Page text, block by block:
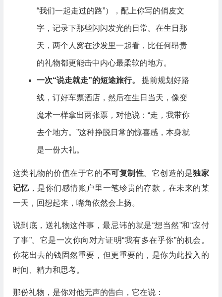
“我们一起走过的路”），配上你写的俏皮文
字，记录下那些闪闪发光的日常。在生日那
天，两个人窝在沙发里一起看，比任何昂贵
的礼物都更能击中内心最柔软的地方。
一次“说走就走”的短途旅行。 提前规划好路
线，订好车票酒店，然后在生日当天，像变
魔术一样拿出两张票，对他说：“走，我带你
去个地方。”这种挣脱日常的惊喜感，本身就
是一份大礼。
这类礼物的价值在于它的不可复制性。它创造的是独家
记忆，是你们感情账户里一笔珍贵的存款，在未来的某
一天，回想起来，嘴角依然会上扬。
说到底，送礼物这件事，最忌讳的就是“想当然”和“应付
了事”。它是一次你向对方证明“我有多在乎你”的机会。
你花出去的钱固然重要，但更重要的，是你为此投入的
时间、精力和思考。
那份礼物，是你对他无声的告白，它在说：